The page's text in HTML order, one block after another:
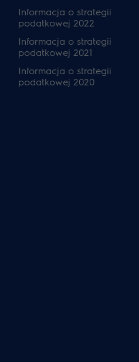
Informacja o strategii
podatkowej 2022
Informacja o strategii
podatkowej 2021
Informacja o strategii
podatkowej 2020